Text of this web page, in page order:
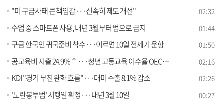
"미 구금사태 큰 책임감···신속히 제도 개선" 02:32
수업 중 스마트폰 사용, 내년 3월부터 법으로 금지 01:44
구금 한국인 귀국준비 착수···이르면 10일 전세기 운항 01:50
공교육비 지출 24.9%↑···청년 고등교육 이수율 OECD 1위 02:16
KDI "경기 부진 완화 흐름"···대미 수출 8.1% 감소 02:26
'노란봉투법' 시행일 확정···내년 3월 10일 00:27